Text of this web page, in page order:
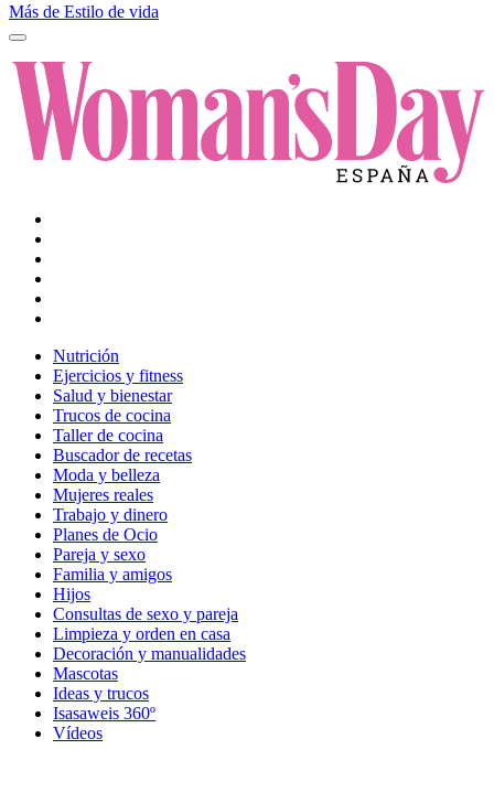
Más de Estilo de vida
Nutrición
Ejercicios y fitness
Salud y bienestar
Trucos de cocina
Taller de cocina
Buscador de recetas
Moda y belleza
Mujeres reales
Trabajo y dinero
Planes de Ocio
Pareja y sexo
Familia y amigos
Hijos
Consultas de sexo y pareja
Limpieza y orden en casa
Decoración y manualidades
Mascotas
Ideas y trucos
Isasaweis 360º
Vídeos